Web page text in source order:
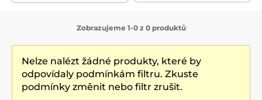
Zobrazujeme 1-0 z 0 produktů
Nelze nalézt žádné produkty, které by
odpovídaly podmínkám filtru. Zkuste
podmínky změnit nebo filtr zrušit.